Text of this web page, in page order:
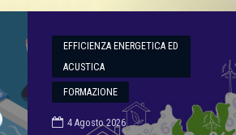
EFFICIENZA ENERGETICA ED
ACUSTICA
FORMAZIONE
4 Agosto 2026